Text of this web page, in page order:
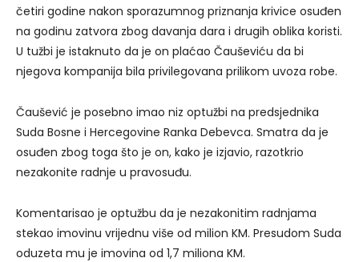
četiri godine nakon sporazumnog priznanja krivice osuđen
na godinu zatvora zbog davanja dara i drugih oblika koristi.
U tužbi je istaknuto da je on plaćao Čauševiću da bi
njegova kompanija bila privilegovana prilikom uvoza robe.
Čaušević je posebno imao niz optužbi na predsjednika
Suda Bosne i Hercegovine Ranka Debevca. Smatra da je
osuđen zbog toga što je on, kako je izjavio, razotkrio
nezakonite radnje u pravosuđu.
Komentarisao je optužbu da je nezakonitim radnjama
stekao imovinu vrijednu više od milion KM. Presudom Suda
oduzeta mu je imovina od 1,7 miliona KM.